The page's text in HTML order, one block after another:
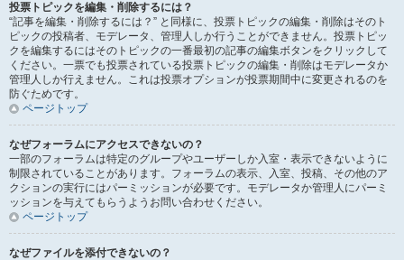
投票トピックを編集・削除するには？
“記事を編集・削除するには？” と同様に、投票トピックの編集・削除はそのト
ピックの投稿者、モデレータ、管理人しか行うことができません。投票トピッ
クを編集するにはそのトピックの一番最初の記事の編集ボタンをクリックして
ください。一票でも投票されている投票トピックの編集・削除はモデレータか
管理人しか行えません。これは投票オプションが投票期間中に変更されるのを
防ぐためです。
ページトップ
なぜフォーラムにアクセスできないの？
一部のフォーラムは特定のグループやユーザーしか入室・表示できないように
制限されていることがあります。フォーラムの表示、入室、投稿、その他のア
クションの実行にはパーミッションが必要です。モデレータか管理人にパーミ
ッションを与えてもらうようお問い合わせください。
ページトップ
なぜファイルを添付できないの？